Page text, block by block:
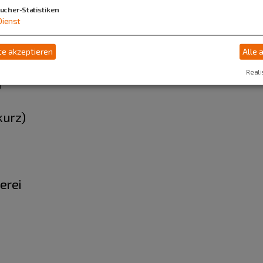
Statistiken
akzeptieren Alle